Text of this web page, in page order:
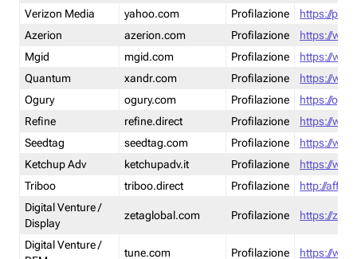
Verizon Media
yahoo.com Profilazione
https://
Azerion
azerion.com Profilazione
https://
Mgid
mgid.com Profilazione
https://
Quantum
xandr.com Profilazione
https://
Ogury
ogury.com Profilazione
https://
Refine
refine.direct Profilazione
https://
Seedtag
seedtag.com Profilazione
https://
Ketchup Adv
ketchupadv.it Profilazione
https://
Triboo
triboo.direct Profilazione
http://
Digital Venture /
Display
zetaglobal.com Profilazione https://
Digital Venture /
tune.com Profilazione https://